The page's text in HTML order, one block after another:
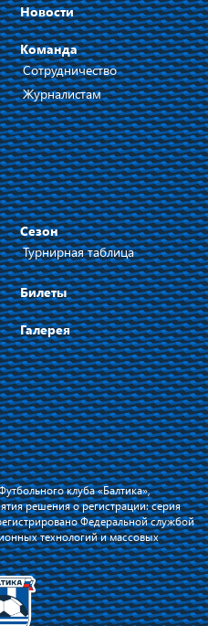
Новости
Команда
Сотрудничество
Журналистам
Сезон
Турнирная таблица
Билеты
Галерея
клуба «Балтика»,
решения о регистрации: серия
Федеральной службой
технологий и массовых